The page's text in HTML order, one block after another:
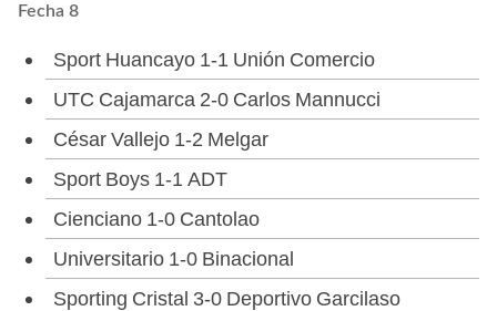
Fecha 8
Sport Huancayo 1-1 Unión Comercio
UTC Cajamarca 2-0 Carlos Mannucci
César Vallejo 1-2 Melgar
Sport Boys 1-1 ADT
Cienciano 1-0 Cantolao
Universitario 1-0 Binacional
Sporting Cristal 3-0 Deportivo Garcilaso